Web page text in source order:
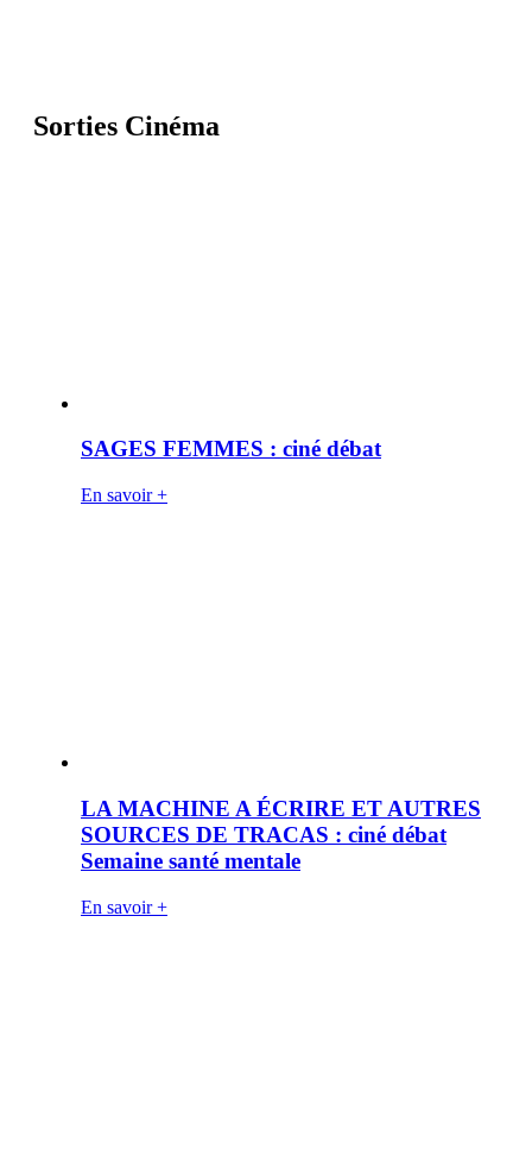
Sorties Cinéma
SAGES FEMMES : ciné débat
En savoir +
LA MACHINE A ÉCRIRE ET AUTRES
SOURCES DE TRACAS : ciné débat
Semaine santé mentale
En savoir +